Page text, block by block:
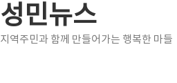
성민뉴스
지역주민과 함께 만들어가는 행복한 마들